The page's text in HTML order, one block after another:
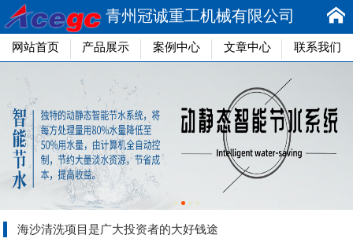
青州冠诚重工机械有限公司
网站首页 产品展示 案例中心 文章中心 联系我们
海沙清洗项目是广大投资者的大好钱途